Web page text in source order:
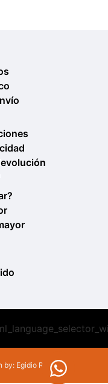
by: Egidio Romeu